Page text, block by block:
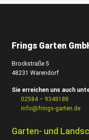
Frings Garten
Brockstraße 5
48231 Warendorf
Sie erreichen uns auch
02584 – 9348188
info@frings-garten.de
Garten- und